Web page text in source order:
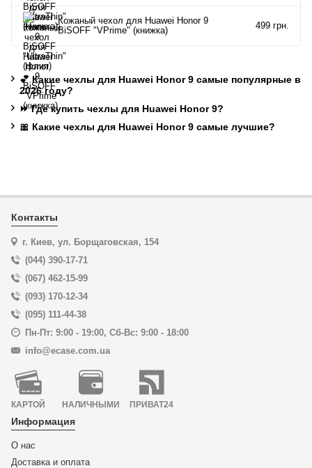
Кожаный чехол для Huawei Honor 9
BiSOFF "VPrime" (книжка)
499 грн.
💕 Какие чехлы для Huawei Honor 9 самые популярные в
2026 году?
⏩ Где купить чехлы для Huawei Honor 9?
🎀 Какие чехлы для Huawei Honor 9 самые лучшие?
Контакты
г. Киев, ул. Борщаговская, 154
(044) 390-17-71
(067) 462-15-99
(093) 170-12-34
(095) 111-44-38
Пн-Пт: 9:00 - 19:00, Сб-Вс: 9:00 - 18:00
info@ecase.com.ua
КАРТОЙ НАЛИЧНЫМИ ПРИВАТ24
Информация
О нас
Доставка и оплата